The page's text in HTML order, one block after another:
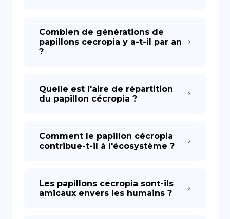
Combien de générations de
papillons cecropia y a-t-il par an
?
Quelle est l'aire de répartition
du papillon cécropia ?
Comment le papillon cécropia
contribue-t-il à l'écosystème ?
Les papillons cecropia sont-ils
amicaux envers les humains ?